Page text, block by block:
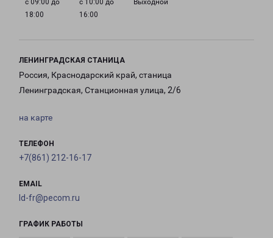
с 09:00 до
18:00
с 10:00 до
16:00
Выходной
ЛЕНИНГРАДСКАЯ СТАНИЦА
Россия, Краснодарский край, станица
Ленинградская, Станционная улица, 2/6
на карте
ТЕЛЕФОН
+7(861) 212-16-17
EMAIL
ld-fr@pecom.ru
ГРАФИК РАБОТЫ